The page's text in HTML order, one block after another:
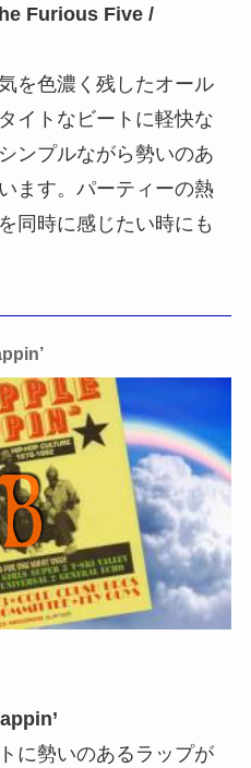
Furious Five /
を色濃く残したオール
イトなビートに軽快な
ンプルながら勢いのあ
ます。パーティーの熱
同時に感じたい時にも
に勢いのあるラップが